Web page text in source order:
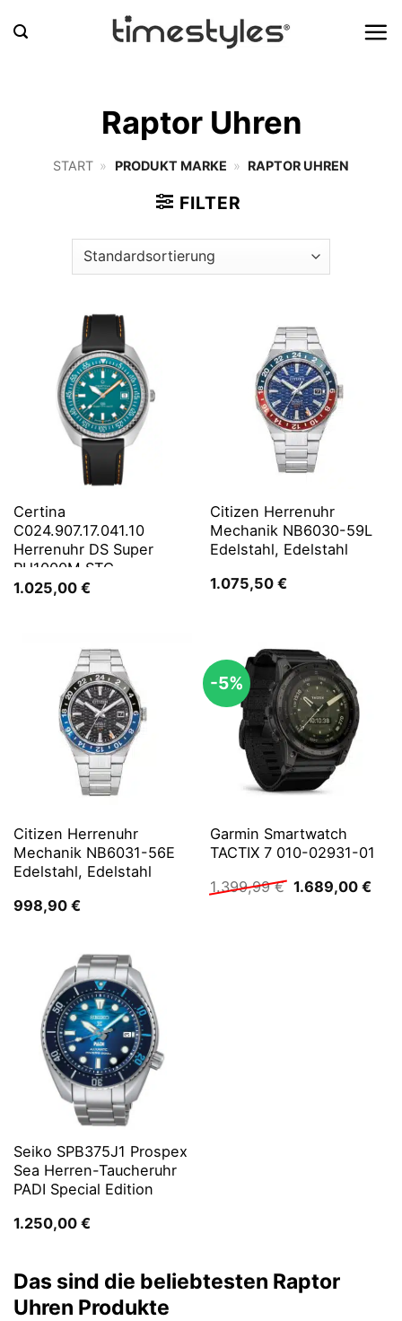
Inhalt
Raptor Uhren
START » PRODUKT MARKE » RAPTOR UHREN
FILTER
Certina
C024.907.17.041.10
Herrenuhr DS Super
PH1000M STC
1.025,00 €
Citizen Herrenuhr
Mechanik NB6030-59L
Edelstahl, Edelstahl
1.075,50 €
Citizen Herrenuhr
Mechanik NB6031-56E
Edelstahl, Edelstahl
998,90 €
-5%
Garmin Smartwatch
TACTIX 7 010-02931-01
1.399,99€ Ursprünglicher
1.689,00 €
Seiko SPB375J1 Prospex
Sea Herren-Taucheruhr
PADI Special Edition
1.250,00 €
Das sind die beliebtesten Raptor
Uhren Produkte